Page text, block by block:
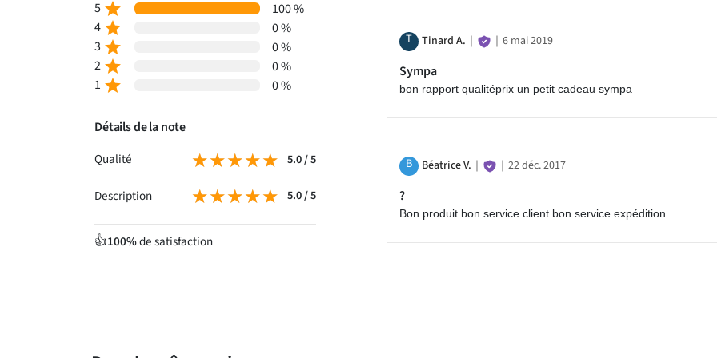
5 star
100 %
4 star
0 %
3 star
0 %
2 star
0 %
1 star 0 %
Détails de la note
Qualité
★★★★★
★★★★★ 5.0 / 5
Description ★★★★★
★★★★★ 5.0 / 5
👍100%de satisfaction
T Tinard A. ｜ ｜6 mai 2019
Sympa
bon rapport qualitéprix un petit cadeau sympa
B Béatrice V. ｜ ｜22 déc. 2017
?
Bon produit bon service client bon service expédition